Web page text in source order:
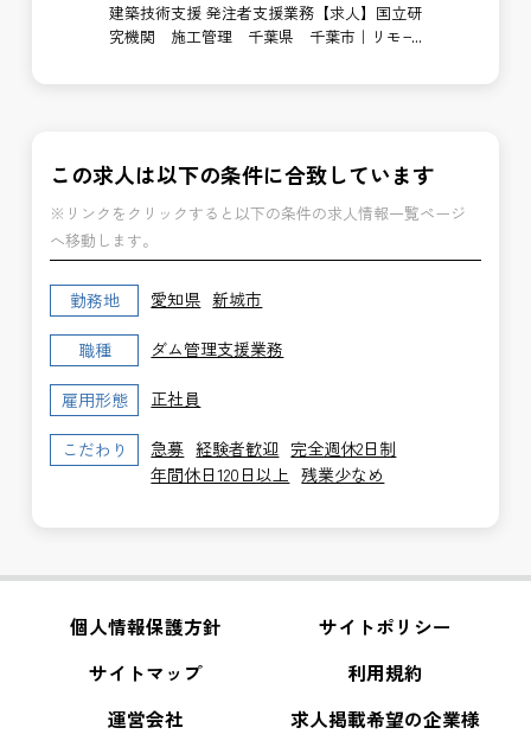
建築技術支援 発注者支援業務【求人】国立研
究機関 施工管理 千葉県 千葉市｜リモー
この求人は以下の条件に合致しています
※リンクをクリックすると以下の条件の求人情報一覧ページ
へ移動します。
勤務地 愛知県 新城市
職種 ダム管理支援業務
雇用形態 正社員
こだわり 急募 経験者歓迎 完全週休2日制
年間休日120日以上 残業少なめ
個人情報保護方針
サイトポリシー
サイトマップ
利用規約
運営会社
求人掲載希望の企業様